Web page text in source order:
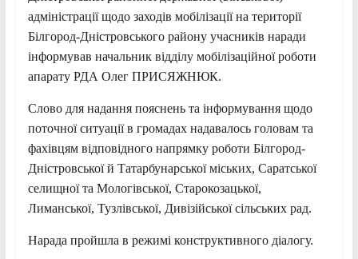
адміністрації щодо заходів мобілізації на території
Білгород-Дністровського району учасників наради
інформував начальник відділу мобілізаційної роботи
апарату РДА Олег ПРИСЯЖНЮК.
Слово для надання пояснень та інформування щодо
поточної ситуації в громадах надавалось головам та
фахівцям відповідного напрямку роботи Білгород-
Дністровської й Татарбунарської міських, Саратської
селищної та Мологівської, Старокозацької,
Лиманської, Тузлівської, Дивізійської сільських рад.
Нарада пройшла в режимі конструктивного діалогу.